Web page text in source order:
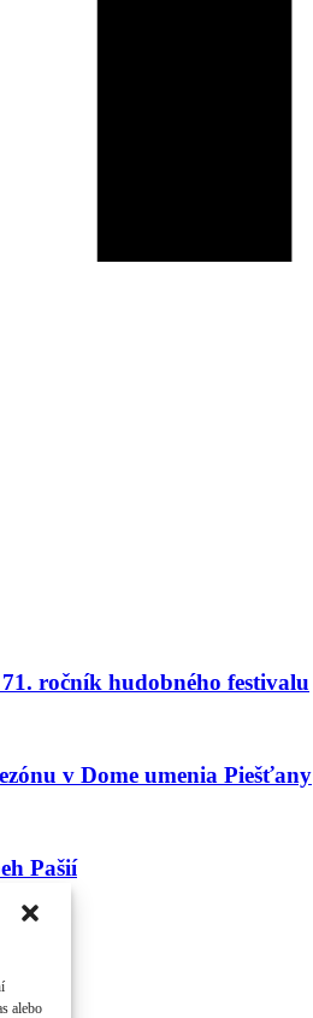
alebo
ročník hudobného festivalu
v Dome umenia Piešťany
Pašií